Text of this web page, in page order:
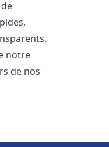
notre
de nos